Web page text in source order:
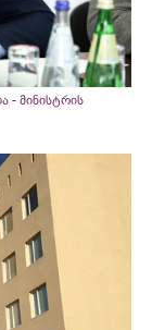
- მინისტრის